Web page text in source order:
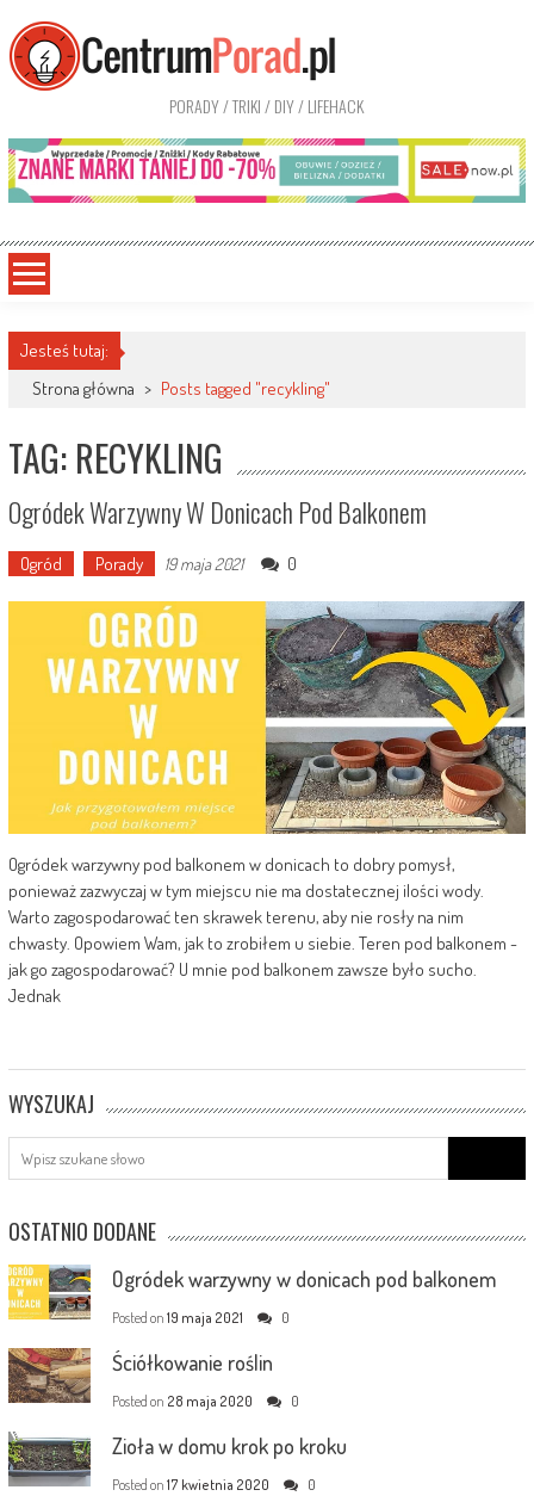
PORADY / TRIKI / DIY / LIFEHACK
Jesteś tutaj:
Strona główna > Posts tagged "recykling"
TAG: RECYKLING
Ogródek Warzywny W Donicach Pod Balkonem
Ogród Porady 19 maja 2021 0
Ogródek warzywny pod balkonem w donicach to dobry pomysł,
ponieważ zazwyczaj w tym miejscu nie ma dostatecznej ilości wody.
Warto zagospodarować ten skrawek terenu, aby nie rosły na nim
chwasty. Opowiem Wam, jak to zrobiłem u siebie. Teren pod balkonem -
jak go zagospodarować? U mnie pod balkonem zawsze było sucho.
Jednak
WYSZUKAJ
for:
OSTATNIO DODANE
Ogródek warzywny w donicach pod balkonem
Posted on 19 maja 2021 0
Ściółkowanie roślin
Posted on 28 maja 2020 0
Zioła w domu krok po kroku
Posted on 17 kwietnia 2020 0